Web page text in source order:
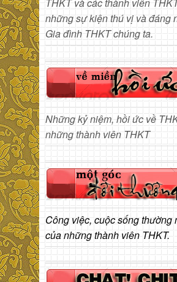
THKT và các thành viên
những sự kiện thú vị và đáng
Gia đình THKT chúng ta.
Những kỷ niệm, hồi ức về
những thành viên THKT
Công việc, cuộc sống thường
của những thành viên THKT.